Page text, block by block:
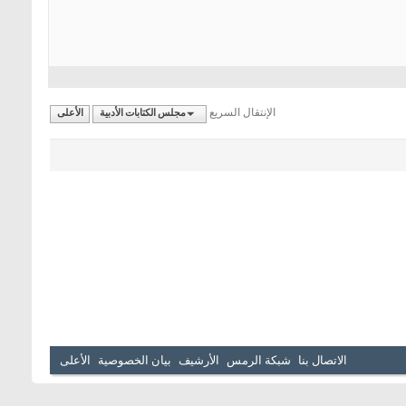
الإنتقال السريع مجلس الكتابات الأدبية الأعلى
الاتصال بنا شبكة الرمس الأرشيف بيان الخصوصية الأعلى